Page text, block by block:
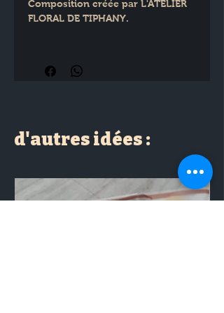
Composition créée par L'ATELIER
FLORAL DE TIPHANY.
Largeur (Haut du cœur) :20 cm
d'autres idées :